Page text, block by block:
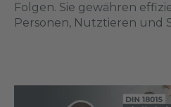
Folgen. Sie gewähren
Personen, Nutztieren und